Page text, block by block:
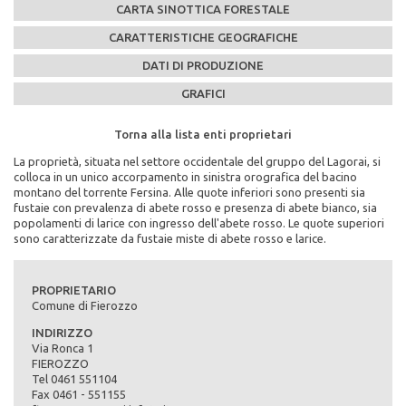
CARTA SINOTTICA FORESTALE
CARATTERISTICHE GEOGRAFICHE
DATI DI PRODUZIONE
GRAFICI
Torna alla lista enti proprietari
La proprietà, situata nel settore occidentale del gruppo del Lagorai, si
colloca in un unico accorpamento in sinistra orografica del bacino
montano del torrente Fersina. Alle quote inferiori sono presenti sia
fustaie con prevalenza di abete rosso e presenza di abete bianco, sia
popolamenti di larice con ingresso dell'abete rosso. Le quote superiori
sono caratterizzate da fustaie miste di abete rosso e larice.
PROPRIETARIO
Comune di Fierozzo
INDIRIZZO
Via Ronca 1
FIEROZZO
Tel 0461 551104
Fax 0461 - 551155
Torna alla lista enti proprietari
Scarica la mappa sinottica forestale del comune di
Comune di Fierozzo
Torna alla lista enti proprietari
Caratteristiche Stazionali:
Altitudine Minima: 1070
Altitudine Massima: 1960
Altitudine Prevalente: 1625
Esposizione: ovest, nord/ovest
Caratteristiche Geologiche:
Torna alla lista enti proprietari
PEFC n°:
PEFC/18-21-02/167
Scadenza del piano di assestamento:
1996-2005
Superficie di proprietà totale (in ettari):
Superficie della fustaia di produzione (in ettari):
Composizione specie principali (in %):
abete rosso 58% abete bianco 3% larice 39%
Torna alla lista enti proprietari
Massa legnosa ad ettaro: